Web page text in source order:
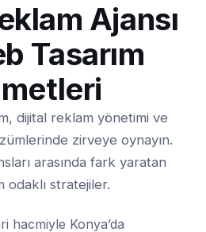
Ajansı
Tasarım
dijital reklam yönetimi ve
zirveye oynayın.
arasında fark yaratan
odaklı stratejiler.
ve Web
hacmiyle Konya’da